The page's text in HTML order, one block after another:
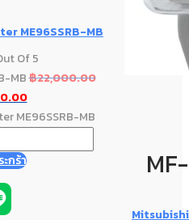
ME96SSRB-MB
Of 5
MB฿22,000.00
ME96SSRB-MB
กร้า